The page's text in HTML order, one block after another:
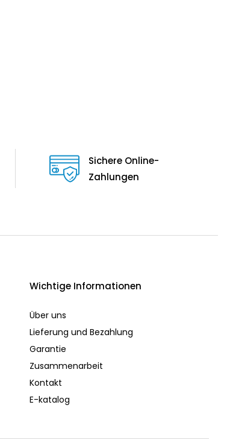
Sichere Online-
Zahlungen
Wichtige Informationen
Über uns
Lieferung und Bezahlung
Garantie
Zusammenarbeit
Kontakt
E-katalog